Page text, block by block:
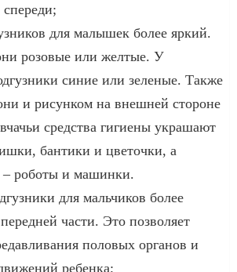
для малышек более яркий.
розовые или желтые. У
синие или зеленые. Также
и рисунком на внешней стороне
средства гигиены украшают
бантики и цветочки, а
– роботы и машинки.
для мальчиков более
части. Это позволяет
половых органов и
ребенка;